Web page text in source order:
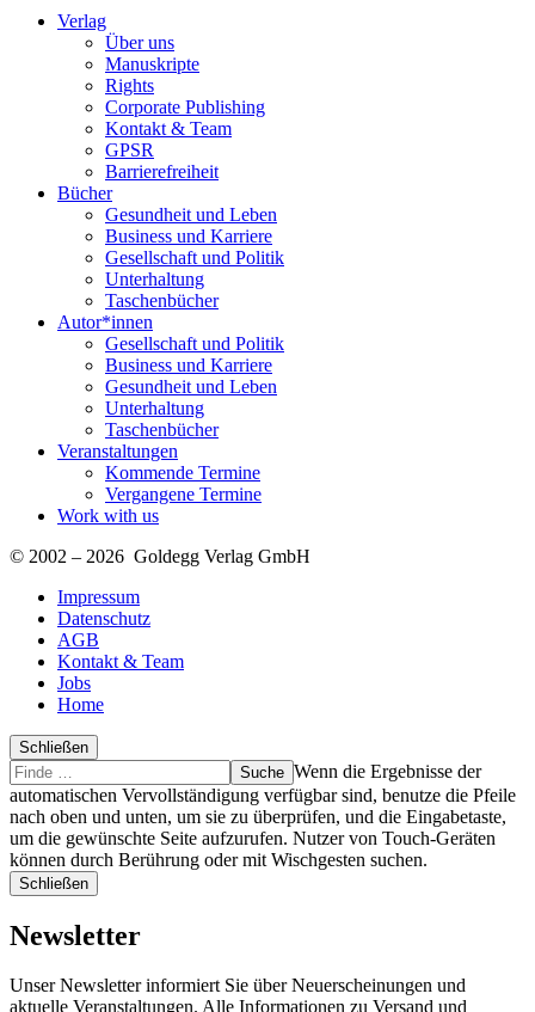
Verlag
Über uns
Manuskripte
Rights
Corporate Publishing
Kontakt & Team
GPSR
Barrierefreiheit
Bücher
Gesundheit und Leben
Business und Karriere
Gesellschaft und Politik
Unterhaltung
Taschenbücher
Autor*innen
Gesellschaft und Politik
Business und Karriere
Gesundheit und Leben
Unterhaltung
Taschenbücher
Veranstaltungen
Kommende Termine
Vergangene Termine
Work with us
© 2002 – 2026 Goldegg Verlag GmbH
Impressum
Datenschutz
AGB
Kontakt & Team
Jobs
Home
Schließen
Suche
Finde
…
Wenn die Ergebnisse der
automatischen Vervollständigung verfügbar sind, benutze die Pfeile
nach oben und unten, um sie zu überprüfen, und die Eingabetaste,
um die gewünschte Seite aufzurufen. Nutzer von Touch-Geräten
können durch Berührung oder mit Wischgesten suchen.
Schließen
Newsletter
Unser Newsletter informiert Sie über Neuerscheinungen und
aktuelle Veranstaltungen. Alle Informationen zu Versand und